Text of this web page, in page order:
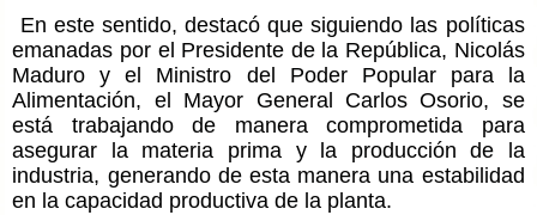
En este sentido, destacó que siguiendo las políticas
emanadas por el Presidente de la República, Nicolás
Maduro y el Ministro del Poder Popular para la
Alimentación, el Mayor General Carlos Osorio, se
está trabajando de manera comprometida para
asegurar la materia prima y la producción de la
industria, generando de esta manera una estabilidad
en la capacidad productiva de la planta.